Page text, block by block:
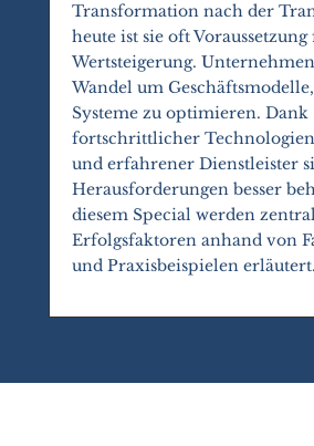
Transformation nach der
heute ist sie oft
Wertsteigerung.
Wandel um
Systeme zu optimieren. Dank
fortschrittlicher
und erfahrener Dienstleister
Herausforderungen besser
diesem Special werden
Erfolgsfaktoren anhand von
und Praxisbeispielen erläutert.